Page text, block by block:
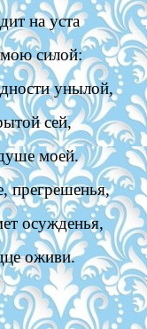
на уста
силой:
унылой,
сей,
моей.
прегрешенья,
осужденья,
оживи.